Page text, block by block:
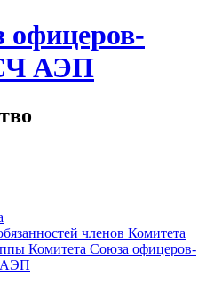
офицеров-
АЭП
членов Комитета
Комитета Союза офицеров-
АЭП